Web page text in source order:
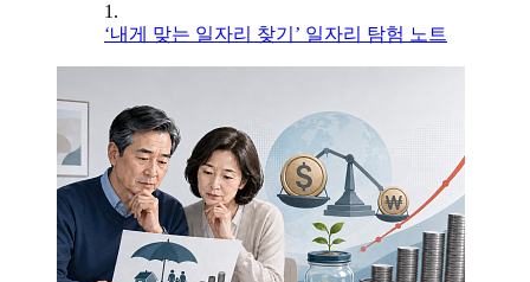
1.
‘내게 맞는 일자리 찾기’ 일자리 탐험 노트